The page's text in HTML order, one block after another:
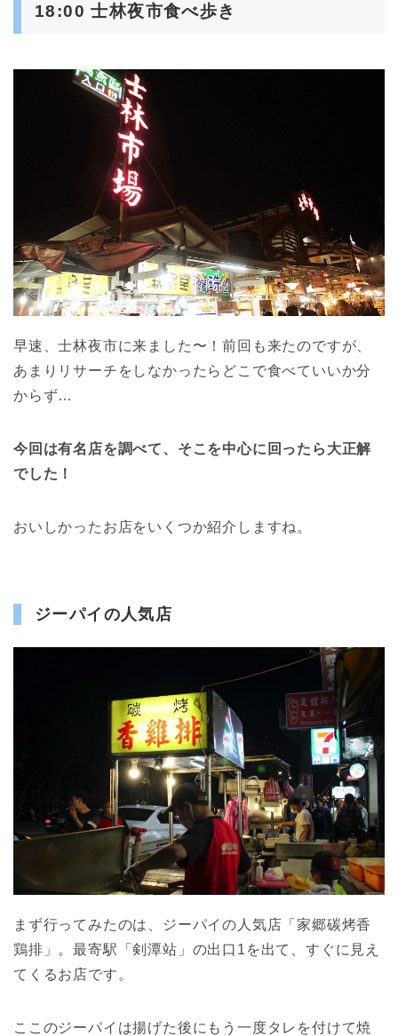
18:00 士林夜市食べ歩き
早速、士林夜市に来ました〜！前回も来たのですが、
あまりリサーチをしなかったらどこで食べていいか分
からず…
今回は有名店を調べて、そこを中心に回ったら大正解
でした！
おいしかったお店をいくつか紹介しますね。
ジーパイの人気店
まず行ってみたのは、ジーパイの人気店「家郷碳烤香
鶏排」。最寄駅「剣潭站」の出口1を出て、すぐに見え
てくるお店です。
ここのジーパイは揚げた後にもう一度タレを付けて焼